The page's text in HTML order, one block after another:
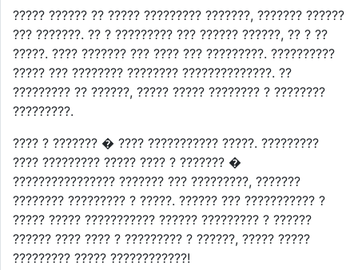
????? ?????? ?? ????? ????????? ???????, ??????? ??????
??? ???????. ?? ? ????????? ??? ?????? ??????, ?? ? ??
?????. ???? ??????? ??? ???? ??? ?????????. ??????????
????? ??? ???????? ???????? ??????????????. ??
????????? ?? ??????, ????? ????? ???????? ? ????????
?????????.
???? ? ??????? � ???? ??????????? ?????. ?????????
???? ????????? ????? ???? ? ??????? �
???????????????? ??????? ??? ?????????, ???????
???????? ????????? ? ?????. ?????? ??? ??????????? ?
????? ????? ??????????? ?????? ????????? ? ??????
?????? ???? ???? ? ????????? ? ??????, ????? ?????
????????? ????? ????????????!